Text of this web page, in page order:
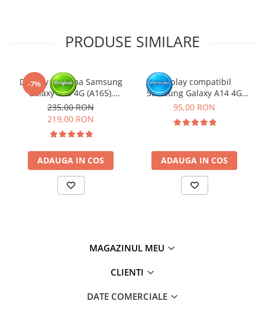
PRODUSE SIMILARE
-7%
Display cu rama Samsung
Galaxy A16 4G (A165),
Negru (Original Service
Pack)
235,00 RON
219,00 RON
ADAUGA IN COS
Display compatibil
Samsung Galaxy A14 4G
(A145P/ A145R) - cu Rama
95,00 RON
ADAUGA IN COS
MAGAZINUL MEU
CLIENTI
DATE COMERCIALE